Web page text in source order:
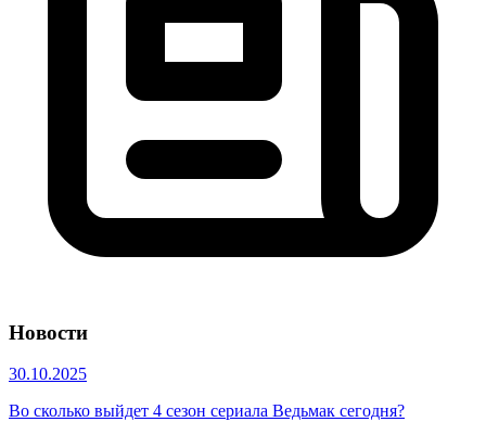
Новости
30.10.2025
Во сколько выйдет 4 сезон сериала Ведьмак сегодня?